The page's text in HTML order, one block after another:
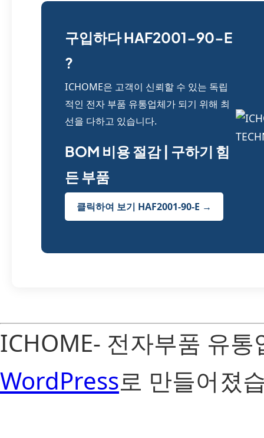
구입하다 HAF2001-90-E
?
ICHOME은 고객이 신뢰할 수 있는 독립
적인 전자 부품 유통업체가 되기 위해 최
선을 다하고 있습니다.
BOM 비용 절감 | 구하기 힘
든 부품
클릭하여 보기 HAF2001-90-E →
ICHOME- 전자부품 유
WordPress로 만들어졌